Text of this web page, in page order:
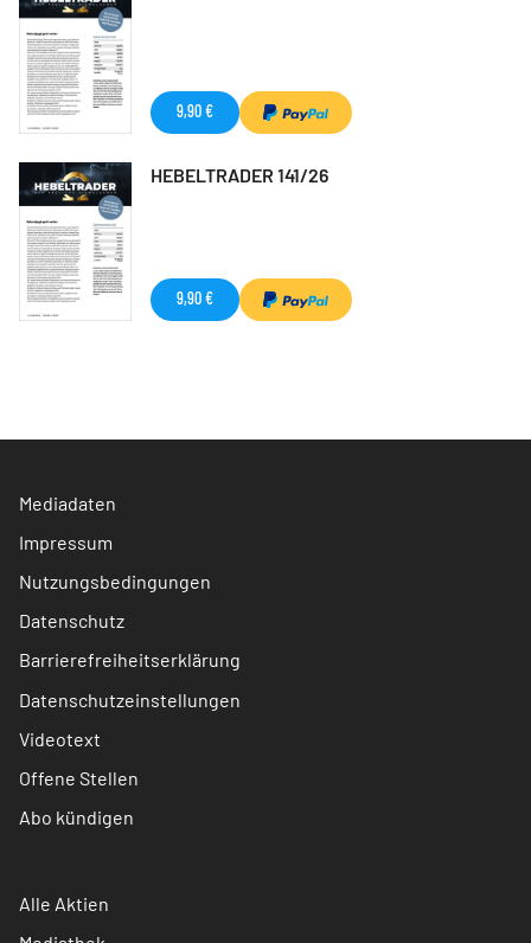
9,90 €
HEBELTRADER 141/26
9,90 €
Mediadaten
Impressum
Nutzungsbedingungen
Datenschutz
Barrierefreiheitserklärung
Datenschutzeinstellungen
Videotext
Offene Stellen
Abo kündigen
Alle Aktien